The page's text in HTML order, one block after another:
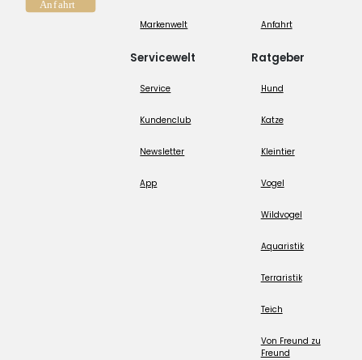
Markenwelt
Servicewelt
Service
Kundenclub
Newsletter
App
Anfahrt
Ratgeber
Hund
Katze
Kleintier
Vogel
Wildvogel
Aquaristik
Terraristik
Teich
Von Freund zu
Freund